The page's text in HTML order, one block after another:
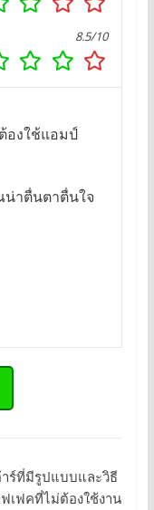
8.5/10
องใช้แอมป์
น่าตื่นตาตื่นใจ
ร์ที่มีรูปแบบและวิธี
ฟเฟคที่ไม่ต้องใช้งาน